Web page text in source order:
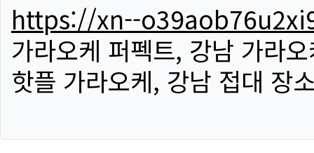
https://xn--
가라오케 퍼펙트, 강남 가라
핫플 가라오케, 강남 접대 장